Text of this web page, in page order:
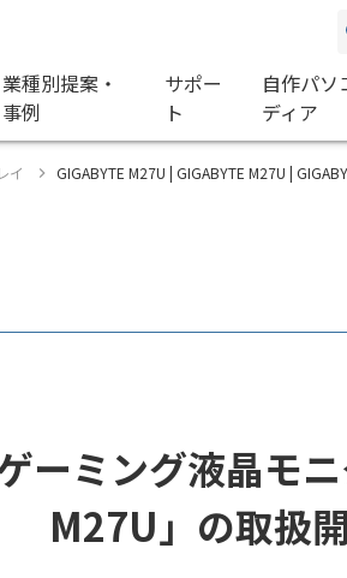
業種別提案・
事例
サポー
ト
自作パソ
ディア
イ GIGABYTE M27U | GIGABYTE M27U |
ーミング液晶モ
M27U」の取扱